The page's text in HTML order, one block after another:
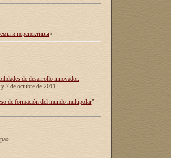
и перспективы»
de desarrollo innovador.
7 de octubre de 2011
de formación del mundo multipolar"